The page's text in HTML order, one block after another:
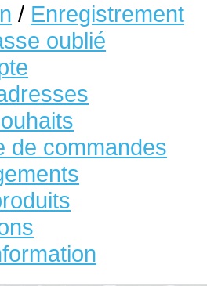
/ Enregistrement
oublié
de commandes